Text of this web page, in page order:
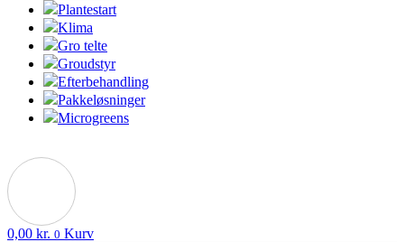
Plantestart
Klima
Gro telte
Groudstyr
Efterbehandling
Pakkeløsninger
Microgreens
0,00 kr. 0 Kurv